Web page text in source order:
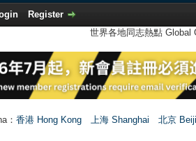
Register
世界各地同志熱點
： 香港 Hong Kong 上海 Shanghai
北京